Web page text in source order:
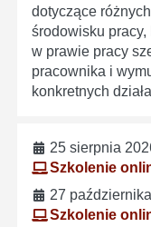
dotyczące
środowisku
w prawie pracy
pracownika i
konkretnych
25 sierpnia
Szkolenie
27
Szkolenie